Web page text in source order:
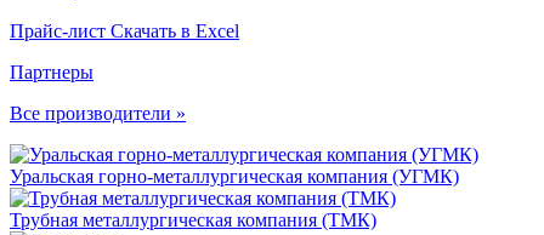
Прайс-лист Скачать в Excel
Партнеры
Все производители »
Уральская горно-металлургическая компания (УГМК)
Трубная металлургическая компания (ТМК)